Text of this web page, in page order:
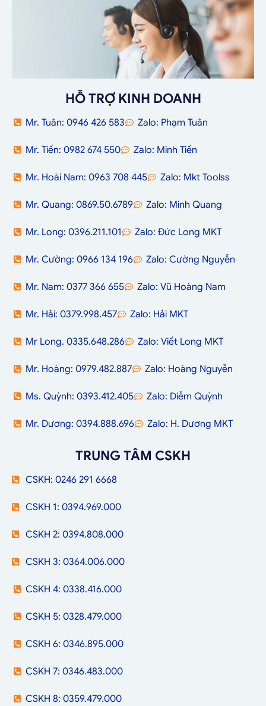
HỖ TRỢ KINH DOANH
Mr. Tuân: 0946 426 583 Zalo: Phạm Tuân
Mr. Tiến: 0982 674 550 Zalo: Minh Tiến
Mr. Hoài Nam: 0963 708 445 Zalo: Mkt Toolss
Mr. Quang: 0869.50.6789 Zalo: Minh Quang
Mr. Long: 0396.211.101 Zalo: Đức Long MKT
Mr. Cường: 0966 134 196 Zalo: Cường Nguyễn
Mr. Nam: 0377 366 655 Zalo: Vũ Hoàng Nam
Mr. Hải: 0379.998.457 Zalo: Hải MKT
Mr Long. 0335.648.286 Zalo: Viết Long MKT
Mr. Hoàng: 0979.482.887 Zalo: Hoàng Nguyễn
Ms. Quỳnh: 0393.412.405 Zalo: Diễm Quỳnh
Mr. Dương: 0394.888.696 Zalo: H. Dương MKT
TRUNG TÂM CSKH
CSKH: 0246 291 6668
CSKH 1: 0394.969.000
CSKH 2: 0394.808.000
CSKH 3: 0364.006.000
CSKH 4: 0338.416.000
CSKH 5: 0328.479.000
CSKH 6: 0346.895.000
CSKH 7: 0346.483.000
CSKH 8: 0359.479.000